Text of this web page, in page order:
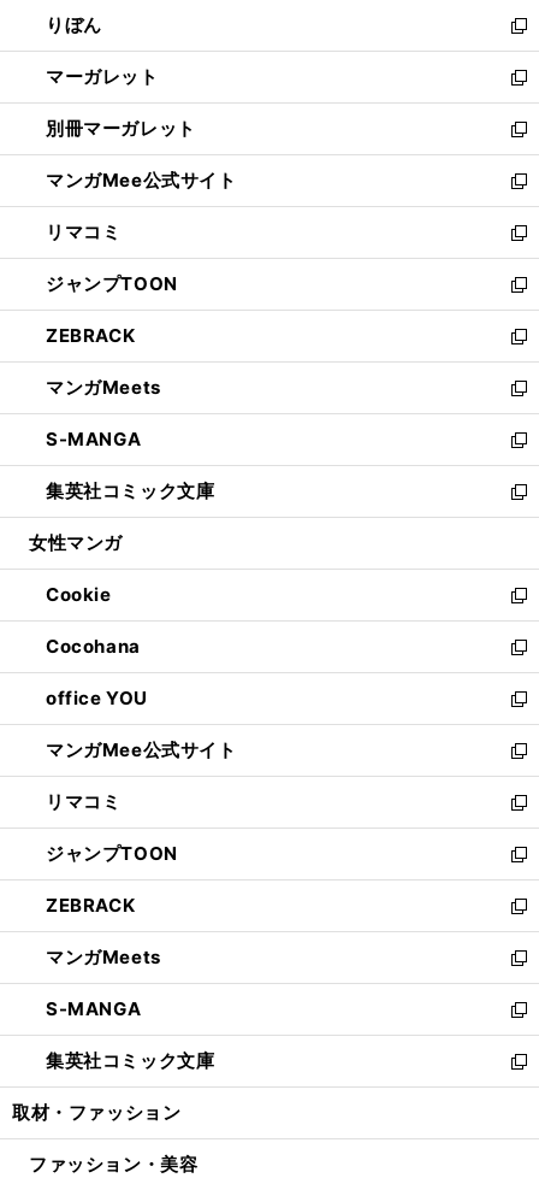
く
で
開
く
ド
ウ
で
開
く
ィ
ン
ド
ウ
で
開
く
りぼん
新
し
い
ウ
ィ
ン
ド
ウ
で
開
く
マーガレット
新
し
い
ウ
ィ
ン
ド
ウ
で
開
く
別冊マーガレット
新
し
い
ウ
ィ
ン
ド
ウ
で
開
く
マンガMee公式サイト
新
し
い
ウ
ィ
ン
ド
ウ
で
開
く
リマコミ
新
し
い
ウ
ィ
ン
ド
ウ
で
開
く
ジャンプTOON
新
し
い
ウ
ィ
ン
ド
ウ
で
開
ZEBRACK
新
し
い
ウ
ィ
ン
ド
ウ
開
く
マンガMeets
新
し
い
ウ
ィ
ン
ウ
で
開
く
S-MANGA
新
し
い
ウ
ン
ド
ウ
で
開
く
集英社コミック文庫
新
し
ウ
ィ
ン
ド
ウ
で
開
く
女性マンガ
Cookie
新
し
い
ウ
ィ
ン
ド
ウ
で
開
く
Cocohana
新
し
い
ウ
ィ
ン
ド
ウ
で
開
く
office YOU
新
し
い
ウ
ィ
ン
ド
ウ
で
開
く
マンガMee公式サイト
新
し
い
ウ
ィ
ン
ド
ウ
で
開
く
リマコミ
新
し
い
ウ
ィ
ン
ド
ウ
で
開
く
ジャンプTOON
新
し
い
ウ
ィ
ン
ド
ウ
で
開
ZEBRACK
新
し
い
ウ
ィ
ン
ド
ウ
開
マンガMeets
新
し
い
ウ
ィ
ン
ウ
S-MANGA
新
し
い
ウ
ン
集英社コミック文庫
新
し
ウ
取材・ファッション
ファッション・美容